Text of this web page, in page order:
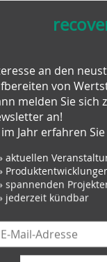
wie Kupfer
wie Gold,
höheren
bleiben. Die
Recycling von
dazu bei, den
für eine stärker
ist eine
vereint,
an den
von
melden Sie sich
an!
Jahr erfahren
aktuellen
spannenden
jederzeit kündbar